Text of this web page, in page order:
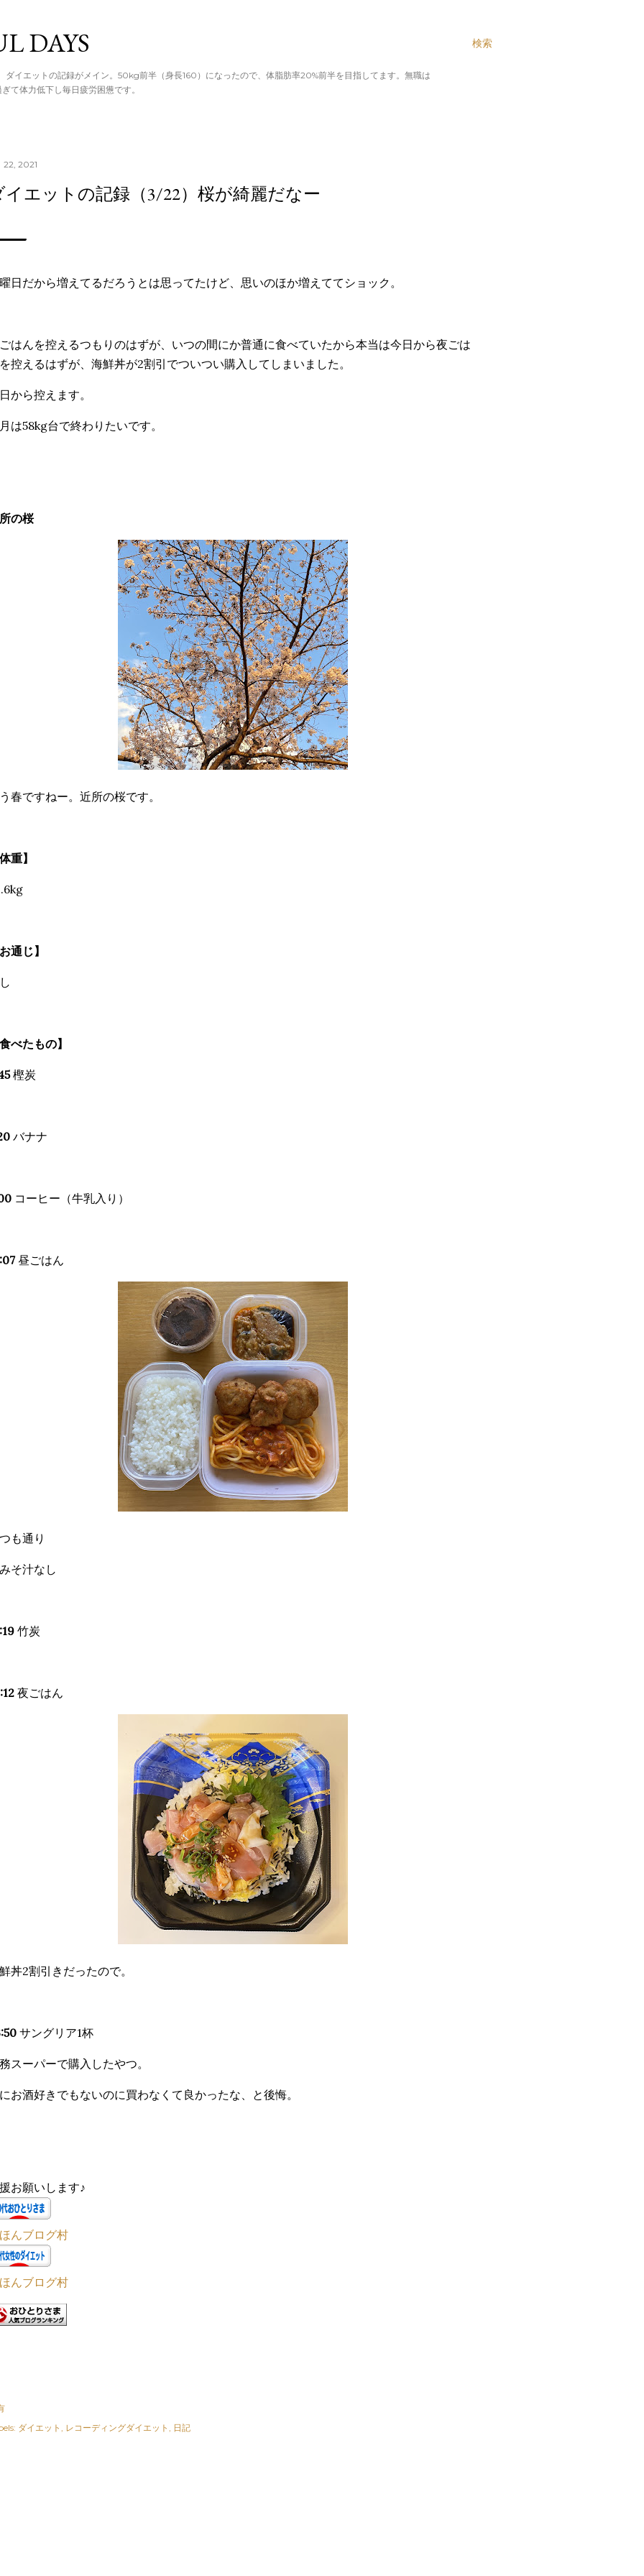
メイン コンテンツに移動
検索
DAYS
イエットの記録がメイン。50kg前半（身長160）になったので、体脂肪率20%前半を目指してます。無職は
て体力低下し毎日疲労困憊です。
22, 2021
イエットの記録（3/22）桜が綺麗だなー
日だから増えてるだろうとは思ってたけど、思いのほか増えててショック。
はんを控えるつもりのはずが、いつの間にか普通に食べていたから本当は今日から夜ごは
控えるはずが、海鮮丼が2割引でついつい購入してしまいました。
から控えます。
は58kg台で終わりたいです。
の桜
春ですねー。近所の桜です。
重】
通じ】
べたもの】
樫炭
バナナ
コーヒー（牛乳入り）
昼ごはん
も通り
そ汁なし
竹炭
夜ごはん
丼2割引きだったので。
サングリア1杯
スーパーで購入したやつ。
お酒好きでもないのに買わなくて良かったな、と後悔。
お願いします♪
んブログ村
んブログ村
ダイエット レコーディングダイエット 日記